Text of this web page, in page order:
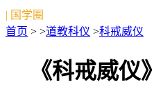
| 国学圈
首页 > >道教科仪 >科戒威仪
《科戒威仪